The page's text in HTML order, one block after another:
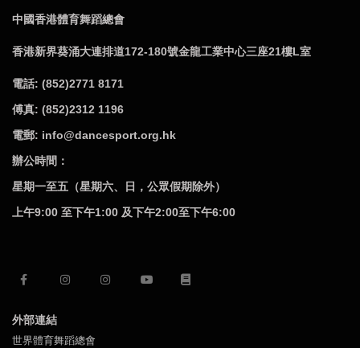
中國香港體育舞蹈總會
香港新界葵涌大連排道172-180號金龍工業中心三座21樓L室
電話: (852)2771 8171
傅真: (852)2312 1196
電郵: info@dancesport.org.hk
辦公時間：
星期一至五（星期六、日，公眾假期除外）
上午9:00 至下午1:00 及下午2:00至下午6:00
外部連結
世界體育舞蹈總會